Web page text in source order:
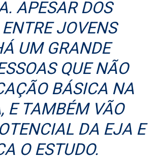
APESAR DOS
JOVENS
UM GRANDE
QUE NÃO
BÁSICA NA
E TAMBÉM VÃO
DA EJA E
O ESTUDO.